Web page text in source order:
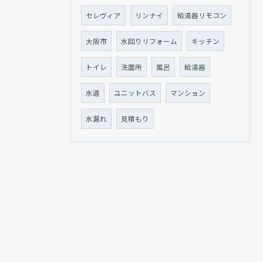
セレヴィア リンナイ 給湯器リモコン
大阪市 水回りリフォーム キッチン
トイレ 洗面所 風呂 給湯器
水道 ユニットバス マンション
水漏れ 見積もり